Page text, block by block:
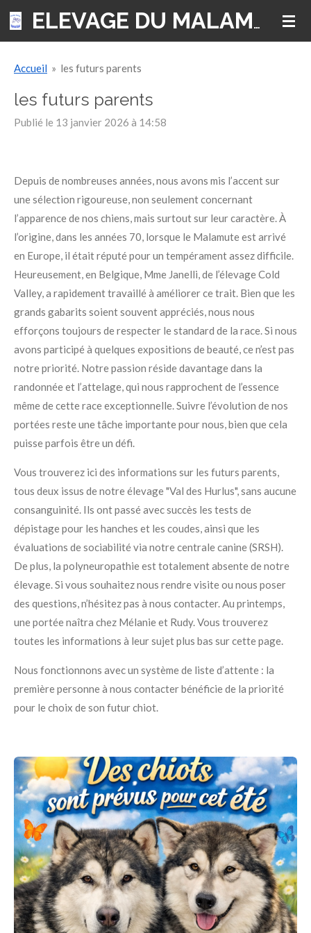
Passer
principal
ELEVAGE DU MALAMUTE D'ALASKA
Accueil » les futurs parents
les futurs parents
Publié le 13 janvier 2026 à 14:58
Depuis de nombreuses années, nous avons mis l’accent sur
une sélection rigoureuse, non seulement concernant
l’apparence de nos chiens, mais surtout sur leur caractère. À
l’origine, dans les années 70, lorsque le Malamute est arrivé
en Europe, il était réputé pour un tempérament assez difficile.
Heureusement, en Belgique, Mme Janelli, de l’élevage Cold
Valley, a rapidement travaillé à améliorer ce trait. Bien que les
grands gabarits soient souvent appréciés, nous nous
efforçons toujours de respecter le standard de la race. Si nous
avons participé à quelques expositions de beauté, ce n’est pas
notre priorité. Notre passion réside davantage dans la
randonnée et l’attelage, qui nous rapprochent de l’essence
même de cette race exceptionnelle. Suivre l’évolution de nos
portées reste une tâche importante pour nous, bien que cela
puisse parfois être un défi.
Vous trouverez ici des informations sur les futurs parents,
tous deux issus de notre élevage "Val des Hurlus", sans aucune
consanguinité. Ils ont passé avec succès les tests de
dépistage pour les hanches et les coudes, ainsi que les
évaluations de sociabilité via notre centrale canine (SRSH).
De plus, la polyneuropathie est totalement absente de notre
élevage. Si vous souhaitez nous rendre visite ou nous poser
des questions, n’hésitez pas à nous contacter. Au printemps,
une portée naîtra chez Mélanie et Rudy. Vous trouverez
toutes les informations à leur sujet plus bas sur cette page.
Nous fonctionnons avec un système de liste d’attente : la
première personne à nous contacter bénéficie de la priorité
pour le choix de son futur chiot.